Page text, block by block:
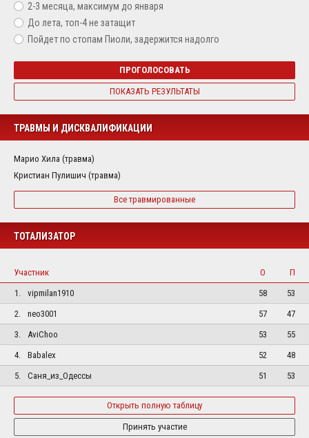
2-3 месяца, максимум до января
До лета, топ-4 не затащит
Пойдет по стопам Пиоли, задержится надолго
ПРОГОЛОСОВАТЬ
ПОКАЗАТЬ РЕЗУЛЬТАТЫ
ТРАВМЫ И ДИСКВАЛИФИКАЦИИ
Марио Хила (травма)
Кристиан Пулишич (травма)
Все травмированные
ТОТАЛИЗАТОР
Участник О
П
1.
vipmilan1910 58
53
2.
neo3001 57
47
3.
AviChoo 53
55
4.
Babalex 52
48
5.
Саня_из_Одессы 51 53
Открыть полную таблицу
Принять участие